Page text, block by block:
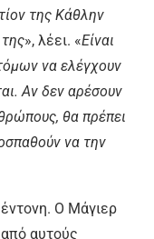
της Κάθλην
», λέει. «Είναι
να ελέγχουν
Αν δεν αρέσουν
θα πρέπει
να την
Ο Μάγιερ
από αυτούς